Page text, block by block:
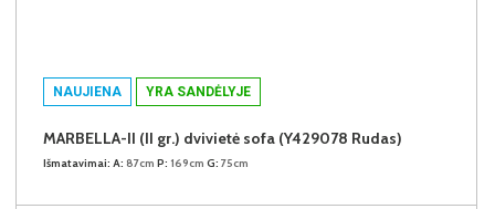
NAUJIENA YRA SANDĖLYJE
MARBELLA-II (II gr.) dvivietė sofa (Y429078 Rudas)
Išmatavimai: A: 87cm P: 169cm G: 75cm